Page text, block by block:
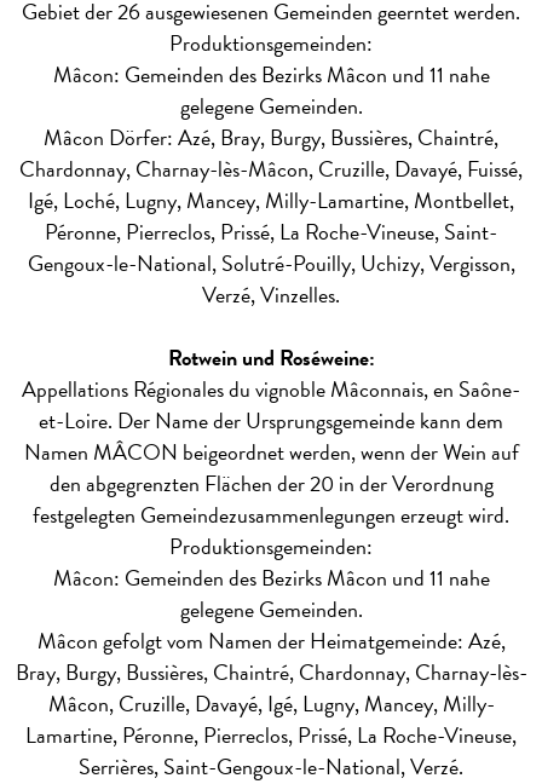
Gebiet der 26 ausgewiesenen Gemeinden geerntet werden.
Produktionsgemeinden:
Mâcon: Gemeinden des Bezirks Mâcon und 11 nahe
gelegene Gemeinden.
Mâcon Dörfer: Azé, Bray, Burgy, Bussières, Chaintré,
Chardonnay, Charnay-lès-Mâcon, Cruzille, Davayé, Fuissé,
Igé, Loché, Lugny, Mancey, Milly-Lamartine, Montbellet,
Péronne, Pierreclos, Prissé, La Roche-Vineuse, Saint-
Gengoux-le-National, Solutré-Pouilly, Uchizy, Vergisson,
Verzé, Vinzelles.
Rotwein und Roséweine:
Appellations Régionales du vignoble Mâconnais, en Saône-
et-Loire. Der Name der Ursprungsgemeinde kann dem
Namen MÂCON beigeordnet werden, wenn der Wein auf
den abgegrenzten Flächen der 20 in der Verordnung
festgelegten Gemeindezusammenlegungen erzeugt wird.
Produktionsgemeinden:
Mâcon: Gemeinden des Bezirks Mâcon und 11 nahe
gelegene Gemeinden.
Mâcon gefolgt vom Namen der Heimatgemeinde: Azé,
Bray, Burgy, Bussières, Chaintré, Chardonnay, Charnay-lès-
Mâcon, Cruzille, Davayé, Igé, Lugny, Mancey, Milly-
Lamartine, Péronne, Pierreclos, Prissé, La Roche-Vineuse,
Serrières, Saint-Gengoux-le-National, Verzé.